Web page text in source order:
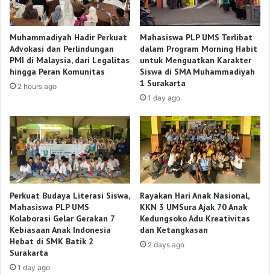
Muhammadiyah Hadir Perkuat
Advokasi dan Perlindungan
PMI di Malaysia, dari Legalitas
hingga Peran Komunitas
2 hours ago
Mahasiswa PLP UMS Terlibat
dalam Program Morning Habit
untuk Menguatkan Karakter
Siswa di SMA Muhammadiyah
1 Surakarta
1 day ago
Perkuat Budaya Literasi Siswa,
Mahasiswa PLP UMS
Kolaborasi Gelar Gerakan 7
Kebiasaan Anak Indonesia
Hebat di SMK Batik 2
Surakarta
1 day ago
Rayakan Hari Anak Nasional,
KKN 3 UMSura Ajak 70 Anak
Kedungsoko Adu Kreativitas
dan Ketangkasan
2 days ago